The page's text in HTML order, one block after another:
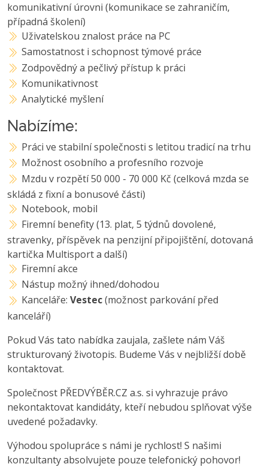
komunikativní úrovni (komunikace se zahraničím,
případná školení)
Uživatelskou znalost práce na PC
Samostatnost i schopnost týmové práce
Zodpovědný a pečlivý přístup k práci
Komunikativnost
Analytické myšlení
Nabízíme:
Práci ve stabilní společnosti s letitou tradicí na trhu
Možnost osobního a profesního rozvoje
Mzdu v rozpětí 50 000 - 70 000 Kč (celková mzda se
skládá z fixní a bonusové části)
Notebook, mobil
Firemní benefity (13. plat, 5 týdnů dovolené,
stravenky, příspěvek na penzijní připojištění, dotovaná
kartička Multisport a další)
Firemní akce
Nástup možný ihned/dohodou
Kanceláře:Vestec(možnost parkování před
kanceláří)
Pokud Vás tato nabídka zaujala, zašlete nám Váš
strukturovaný životopis. Budeme Vás v nejbližší době
kontaktovat.
Společnost PŘEDVÝBĚR.CZ a.s. si vyhrazuje právo
nekontaktovat kandidáty, kteří nebudou splňovat výše
uvedené požadavky.
Výhodou spolupráce s námi je rychlost! S našimi
konzultanty absolvujete pouze telefonický pohovor!